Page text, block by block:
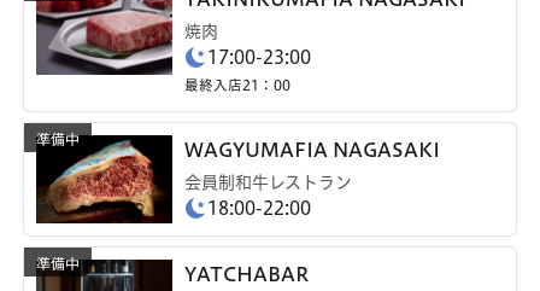
焼肉
17:00-23:00
最終入店21：00
WAGYUMAFIA NAGASAKI
会員制和牛レストラン
18:00-22:00
YATCHABAR